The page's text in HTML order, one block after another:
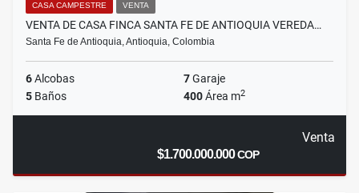
CASA CAMPESTRE VENTA
VENTA DE CASA FINCA SANTA FE DE ANTIOQUIA VEREDA…
Santa Fe de Antioquia, Antioquia, Colombia
6Alcobas 7Garaje
5 Baños 400Área m2
Venta
$1.700.000.000COP